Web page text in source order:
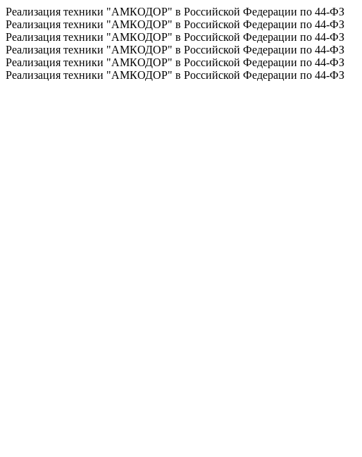
Реализация техники "АМКОДОР" в Российской Федерации по 44-ФЗ
Реализация техники "АМКОДОР" в Российской Федерации по 44-ФЗ
Реализация техники "АМКОДОР" в Российской Федерации по 44-ФЗ
Реализация техники "АМКОДОР" в Российской Федерации по 44-ФЗ
Реализация техники "АМКОДОР" в Российской Федерации по 44-ФЗ
Реализация техники "АМКОДОР" в Российской Федерации по 44-ФЗ